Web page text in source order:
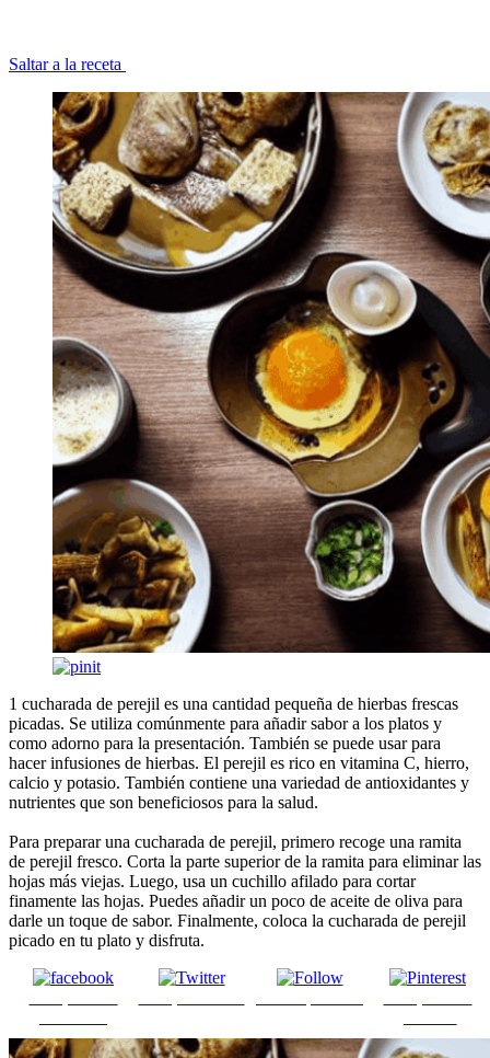
Saltar a la receta
1 cucharada de perejil es una cantidad pequeña de hierbas frescas
picadas. Se utiliza comúnmente para añadir sabor a los platos y
como adorno para la presentación. También se puede usar para
hacer infusiones de hierbas. El perejil es rico en vitamina C, hierro,
calcio y potasio. También contiene una variedad de antioxidantes y
nutrientes que son beneficiosos para la salud.
Para preparar una cucharada de perejil, primero recoge una ramita
de perejil fresco. Corta la parte superior de la ramita para eliminar las
hojas más viejas. Luego, usa un cuchillo afilado para cortar
finamente las hojas. Puedes añadir un poco de aceite de oliva para
darle un toque de sabor. Finalmente, coloca la cucharada de perejil
picado en tu plato y disfruta.